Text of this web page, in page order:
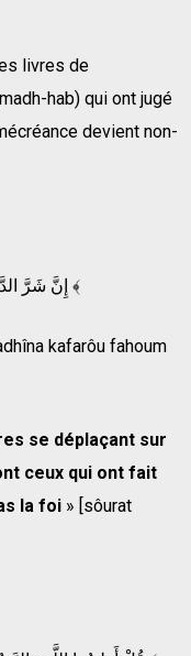
livres de
hab) qui ont jugé
devient non-
﴿ إِنَّ شَرَّ الدَّوَابِّ عِنْدَ اللهِ الَّذِينَ كَفَرُوا فَهُمْ لاَ يُؤْمِنُونَ ﴾
kafarôu fahoum
se déplaçant sur
ceux qui ont fait
la foi » [sôurat